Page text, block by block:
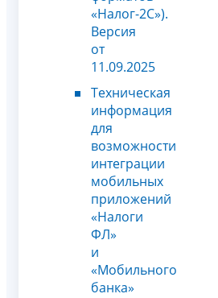
«Налог-2С»).
Версия
от
11.09.2025
Техническая
информация
для
возможности
интеграции
мобильных
приложений
«Налоги
ФЛ»
и
«Мобильного
банка»